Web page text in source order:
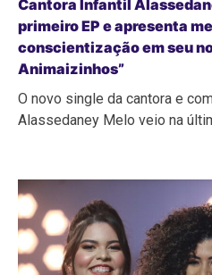
Cantora Infantil
primeiro EP e apresenta
conscientização em seu
Animaizinhos”
O novo single da cantora e
Alassedaney Melo veio na